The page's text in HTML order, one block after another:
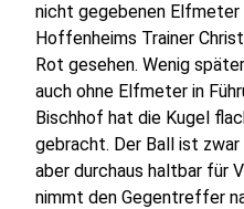
nicht gegebenen
Hoffenheims Trainer
Rot gesehen. Wenig
auch ohne Elfmeter in
Bischhof hat die Kugel
gebracht. Der Ball ist
aber durchaus haltbar für
nimmt den Gegentreffer